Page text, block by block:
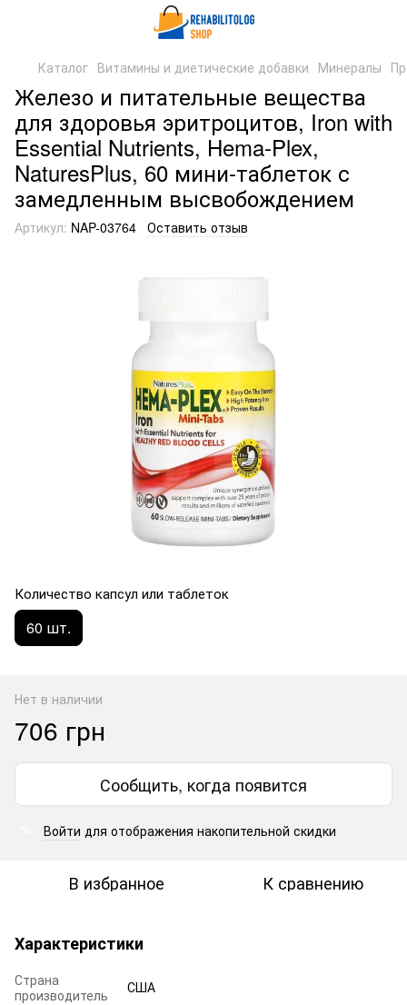
Каталог Витамины и диетические добавки Минералы
Железо и питательные вещества
для здоровья эритроцитов, Iron with
Essential Nutrients, Hema-Plex,
NaturesPlus, 60 мини-таблеток с
замедленным высвобождением
Артикул: NAP-03764 Оставить отзыв
Количество капсул или таблеток
60 шт.
Нет в наличии
706 грн
Сообщить, когда появится
Войти для отображения накопительной скидки
В избранное К сравнению
Характеристики
Страна
производитель
США